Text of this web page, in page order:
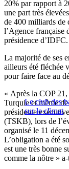
20% par rapport à
une part très
de 400 milliards de
l’Agence française
présidence d’IDFC.
La majorité de ses
ailleurs été fléchée
pour faire face au
Le club des
sur le climat
« Après la COP
Turquie et même
présidente
(TSKB), lors de
organisé le 11
L’obligation a été
est une très bonne
comme la nôtre »